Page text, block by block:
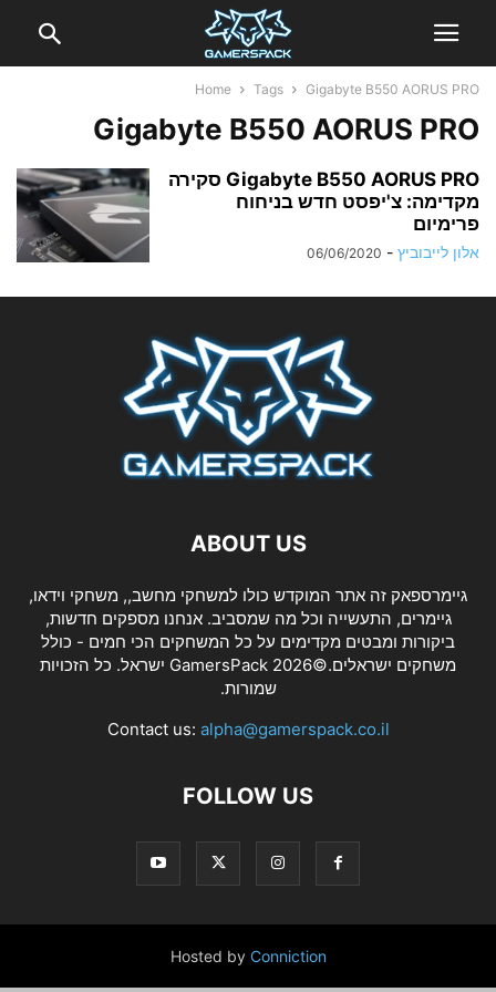
Home Tags Gigabyte B550 AORUS PRO
Gigabyte B550 AORUS PRO
Gigabyte B550 AORUS PRO סקירה
מקדימה: צ'יפסט חדש בניחוח
פרימיום
אלון לייבוביץ -
06/06/2020
ABOUT US
גיימרספאק זה אתר המוקדש כולו למשחקי מחשב,, משחקי וידאו,
גיימרים, התעשייה וכל מה שמסביב. אנחנו מספקים חדשות,
ביקורות ומבטים מקדימים על כל המשחקים הכי חמים - כולל
משחקים ישראלים.©2026 GamersPack ישראל. כל הזכויות
שמורות.
Contact us: alpha@gamerspack.co.il
FOLLOW US
Hosted by Conniction